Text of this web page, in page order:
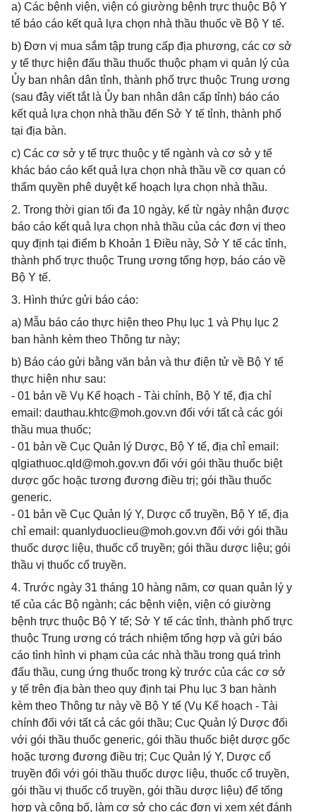
a) Các bệnh viện, viện có giường bệnh trực thuộc Bộ Y
tế báo cáo kết quả lựa chọn nhà thầu thuốc về Bộ Y tế.
b) Đơn vị mua sắm tập trung cấp địa phương, các cơ sở
y tế thực hiện đấu thầu thuốc thuộc phạm vi quản lý của
Ủy ban nhân dân tỉnh, thành phố trực thuộc Trung ương
(sau đây viết tắt là Ủy ban nhân dân cấp tỉnh) báo cáo
kết quả lựa chọn nhà thầu đến Sở Y tế tỉnh, thành phố
tại địa bàn.
c) Các cơ sở y tế trực thuộc y tế ngành và cơ sở y tế
khác báo cáo kết quả lựa chọn nhà thầu về cơ quan có
thẩm quyền phê duyệt kế hoạch lựa chọn nhà thầu.
2. Trong thời gian tối đa 10 ngày, kể từ ngày nhận được
báo cáo kết quả lựa chọn nhà thầu của các đơn vị theo
quy định tại điểm b Khoản 1 Điều này, Sở Y tế các tỉnh,
thành phố trực thuộc Trung ương tổng hợp, báo cáo về
Bộ Y tế.
3. Hình thức gửi báo cáo:
a) Mẫu báo cáo thực hiện theo Phụ lục 1 và Phụ lục 2
ban hành kèm theo Thông tư này;
b) Báo cáo gửi bằng văn bản và thư điện tử về Bộ Y tế
thực hiện như sau:
- 01 bản về Vụ Kế hoạch - Tài chính, Bộ Y tế, địa chỉ
email: dauthau.khtc@moh.gov.vn đối với tất cả các gói
thầu mua thuốc;
- 01 bản về Cục Quản lý Dược, Bộ Y tế, địa chỉ email:
qlgiathuoc.qld@moh.gov.vn đối với gói thầu thuốc biệt
dược gốc hoặc tương đương điều trị; gói thầu thuốc
generic.
- 01 bản về Cục Quản lý Y, Dược cổ truyền, Bộ Y tế, địa
chỉ email: quanlyduoclieu@moh.gov.vn đối với gói thầu
thuốc dược liệu, thuốc cổ truyền; gói thầu dược liệu; gói
thầu vị thuốc cổ truyền.
4. Trước ngày 31 tháng 10 hàng năm, cơ quan quản lý y
tế của các Bộ ngành; các bệnh viện, viện có giường
bệnh trực thuộc Bộ Y tế; Sở Y tế các tỉnh, thành phố trực
thuộc Trung ương có trách nhiệm tổng hợp và gửi báo
cáo tình hình vi phạm của các nhà thầu trong quá trình
đấu thầu, cung ứng thuốc trong kỳ trước của các cơ sở
y tế trên địa bàn theo quy định tại Phụ lục 3 ban hành
kèm theo Thông tư này về Bộ Y tế (Vụ Kế hoạch - Tài
chính đối với tất cả các gói thầu; Cục Quản lý Dược đối
với gói thầu thuốc generic, gói thầu thuốc biệt dược gốc
hoặc tương đương điều trị; Cục Quản lý Y, Dược cổ
truyền đối với gói thầu thuốc dược liệu, thuốc cổ truyền,
gói thầu vị thuốc cổ truyền, gói thầu dược liệu) để tổng
hợp và công bố, làm cơ sở cho các đơn vị xem xét đánh